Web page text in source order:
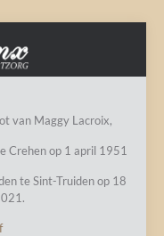
van Maggy Lacroix,
Crehen op 1 april 1951
te Sint-Truiden op 18